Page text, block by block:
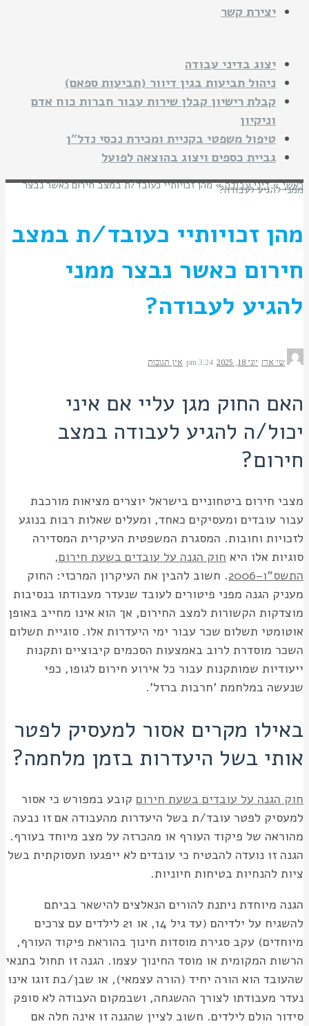
יצירת קשר
יצוג בדיני עבודה
ניהול תביעות בגין דיוור (תביעות ספאם)
קבלת רישיון קבלן שירות עבור חברות כוח אדם
וניקיון
טיפול משפטי בקניית ומכירת נכסי נדל"ן
גביית כספים ויצוג בהוצאה לפועל
ראשי » דיני עבודה » מהן זכויותיי כעובד/ת במצב חירום כאשר נבצר ממני להגיע לעבודה?
מהן זכויותיי כעובד/ת במצב
חירום כאשר נבצר ממני
להגיע לעבודה?
שי ארז יוני 18, 2025 3:24 pm אין תגובות
האם החוק מגן עליי אם איני
יכול/ה להגיע לעבודה במצב
חירום?
מצבי חירום ביטחוניים בישראל יוצרים מציאות מורכבת
עבור עובדים ומעסיקים כאחד, ומעלים שאלות רבות בנוגע
לזכויות וחובות. המסגרת המשפטית העיקרית המסדירה
סוגיות אלו היא חוק הגנה על עובדים בשעת חירום,
התשס"ו–2006
. חשוב להבין את העיקרון המרכזי: החוק
מעניק הגנה מפני פיטורים לעובד שנעדר מעבודתו בנסיבות
מוצדקות הקשורות למצב החירום, אך הוא אינו מחייב באופן
אוטומטי תשלום שכר עבור ימי היעדרות אלו. סוגיית תשלום
השכר מוסדרת לרוב באמצעות הסכמים קיבוציים ותקנות
ייעודיות שמותקנות עבור כל אירוע חירום לגופו, כפי
שנעשה במלחמת 'חרבות ברזל'.
באילו מקרים אסור למעסיק לפטר
אותי בשל היעדרות בזמן מלחמה?
חוק הגנה על עובדים בשעת חירום קובע במפורש כי אסור
למעסיק לפטר עובד/ת בשל היעדרות מהעבודה אם זו נבעה
מהוראה של פיקוד העורף או מהכרזה על מצב מיוחד בעורף.
הגנה זו נועדה להבטיח כי עובדים לא ייפגעו תעסוקתית בשל
ציות להנחיות בטיחות חיוניות.
הגנה מיוחדת ניתנת להורים הנאלצים להישאר בביתם
להשגיח על ילדיהם (עד גיל 14, או 21 לילדים עם צרכים
מיוחדים) עקב סגירת מוסדות חינוך בהוראת פיקוד העורף,
הרשות המקומית או מוסד החינוך עצמו. הגנה זו תחול בתנאי
שהעובד הוא הורה יחיד (הורה עצמאי), או שבן/בת זוגו אינו
נעדר מעבודתו לצורך ההשגחה, ושבמקום העבודה לא סופק
סידור הולם לילדים. חשוב לציין שהגנה זו אינה חלה אם